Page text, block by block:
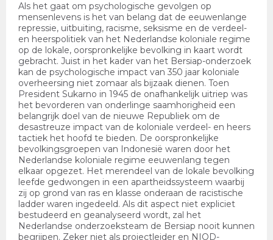
Als het gaat om psychologische gevolgen op
mensenlevens is het van belang dat de eeuwenlange
repressie, uitbuiting, racisme, seksisme en de verdeel-
en heerspolitiek van het Nederlandse koloniale regime
op de lokale, oorspronkelijke bevolking in kaart wordt
gebracht. Juist in het kader van het Bersiap-onderzoek
kan de psychologische impact van 350 jaar koloniale
overheersing niet zomaar als bijzaak dienen. Toen
President Sukarno in 1945 de onafhankelijk uitriep was
het bevorderen van onderlinge saamhorigheid een
belangrijk doel van de nieuwe Republiek om de
desastreuze impact van de koloniale verdeel- en heers
tactiek het hoofd te bieden. De oorspronkelijke
bevolkingsgroepen van Indonesië waren door het
Nederlandse koloniale regime eeuwenlang tegen
elkaar opgezet. Het merendeel van de lokale bevolking
leefde gedwongen in een apartheidssysteem waarbij
zij op grond van ras en klasse onderaan de racistische
ladder waren ingedeeld. Als dit aspect niet expliciet
bestudeerd en geanalyseerd wordt, zal het
Nederlandse onderzoeksteam de Bersiap nooit kunnen
begrijpen. Zeker niet als projectleider en NIOD-